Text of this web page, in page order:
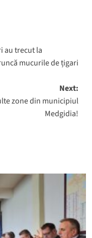
au trecut la
mucurile de țigari
Next:
zone din municipiul
Medgidia!